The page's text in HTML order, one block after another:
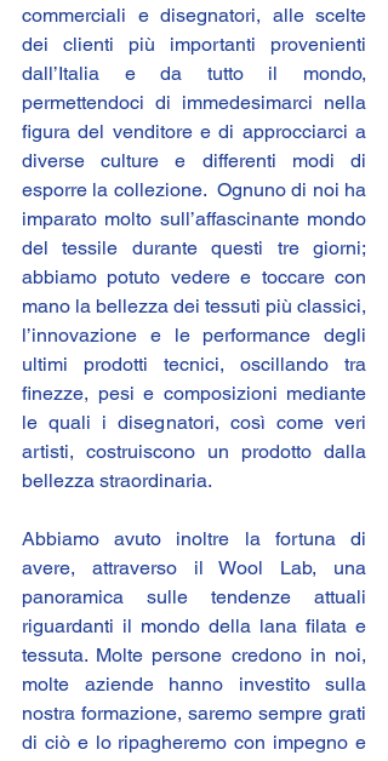
commerciali e disegnatori, alle scelte
dei clienti più importanti provenienti
dall’Italia e da tutto il mondo,
permettendoci di immedesimarci nella
figura del venditore e di approcciarci a
diverse culture e differenti modi di
esporre la collezione.  Ognuno di noi ha
imparato molto sull’affascinante mondo
del tessile durante questi tre giorni;
abbiamo potuto vedere e toccare con
mano la bellezza dei tessuti più classici,
l’innovazione e le performance degli
ultimi prodotti tecnici, oscillando tra
finezze, pesi e composizioni mediante
le quali i disegnatori, così come veri
artisti, costruiscono un prodotto dalla
bellezza straordinaria.
Abbiamo avuto inoltre la fortuna di
avere, attraverso il Wool Lab, una
panoramica sulle tendenze attuali
riguardanti il mondo della lana filata e
tessuta. Molte persone credono in noi,
molte aziende hanno investito sulla
nostra formazione, saremo sempre grati
di ciò e lo ripagheremo con impegno e